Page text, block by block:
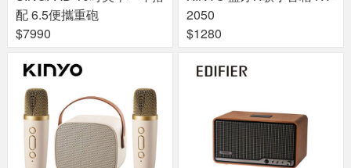
配 6.5便攜重砲
$7990
2050
$1280